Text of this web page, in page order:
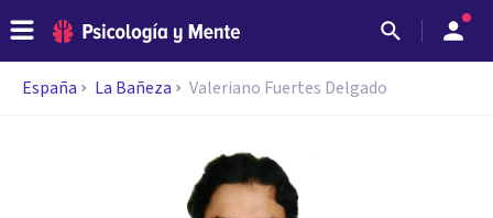
España La Bañeza Valeriano Fuertes Delgado